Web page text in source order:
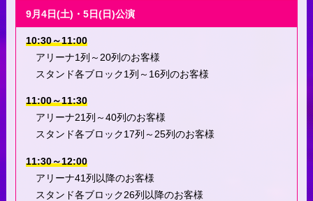
9月4日(土)・5日(日)公演
10:30～11:00
アリーナ1列～20列のお客様
スタンド各ブロック1列～16列のお客様
11:00～11:30
アリーナ21列～40列のお客様
スタンド各ブロック17列～25列のお客様
11:30～12:00
アリーナ41列以降のお客様
スタンド各ブロック26列以降のお客様